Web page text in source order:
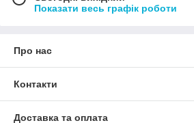
Показати весь графік роботи
Про нас
Контакти
Доставка та оплата